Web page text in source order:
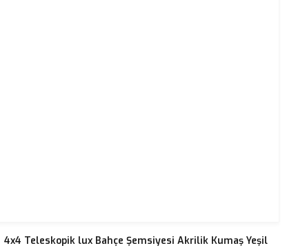
4x4 Teleskopik lux Bahçe Şemsiyesi Akrilik Kumaş Yeşil